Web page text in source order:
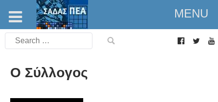
MENU
Search
for:
Ο Σύλλογος